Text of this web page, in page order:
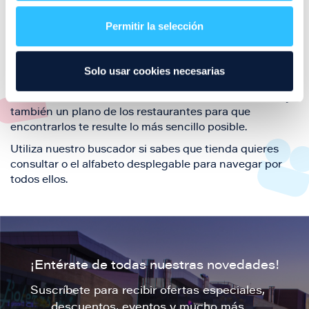
Permitir la selección
Solo usar cookies necesarias
también de nuestra oferta de ocio y shopping durante
tu visita.
El este directorio de restaurantes de Puerto Venecia
también un plano de los restaurantes para que
encontrarlos te resulte lo más sencillo posible.
Utiliza nuestro buscador si sabes que tienda quieres
consultar o el alfabeto desplegable para navegar por
todos ellos.
¡Entérate de todas nuestras novedades!
Suscríbete para recibir ofertas especiales,